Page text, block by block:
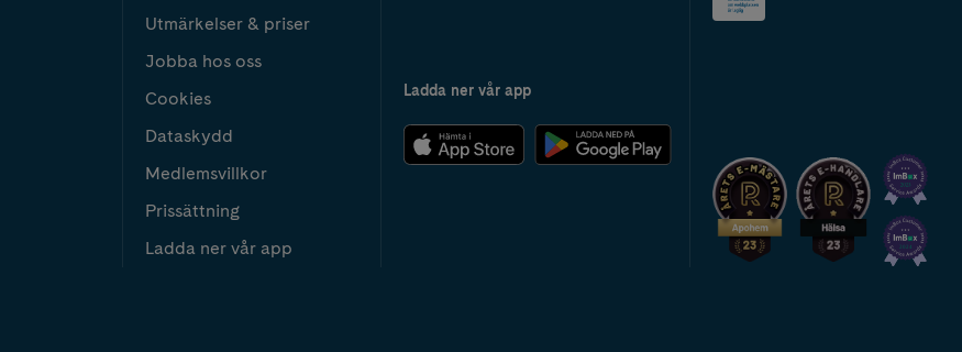
Utmärkelser & priser
Jobba hos oss
Cookies
Dataskydd
Medlemsvillkor
Prissättning
Ladda ner vår app
Ladda ner vår app
2024